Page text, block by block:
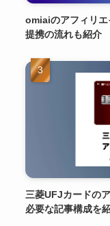
omiaiのアフィリエ
提携の流れも紹介
三菱UFJカードの
必要な記事構成を